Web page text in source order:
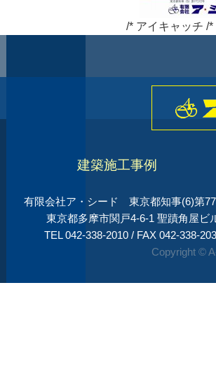
/* アイキャッチ /
建築施工事例
有限会社ア・シード 東京都知事(6)第
東京都多摩市関戸4-6-1 聖蹟角屋ビ
TEL 042-338-2010 / FAX 042-338-
Copyright ©